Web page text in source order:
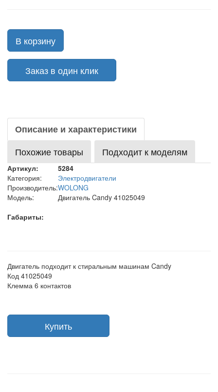
В корзину
Заказ в один клик
Описание и характеристики
Похожие товары
Подходит к моделям
Артикул:
5284
Категория:
Электродвигатели
Производитель:WOLONG
Модель:
Двигатель Candy 41025049
Габариты:
Двигатель подходит к стиральным машинам Candy
Код 41025049
Клемма 6 контактов